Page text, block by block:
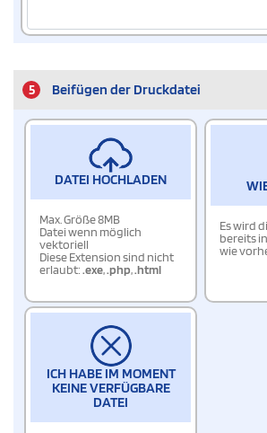
5 Beifügen der Druckdatei
DATEI HOCHLADEN
Max. Größe 8MB
Datei wenn möglich
vektoriell
Diese Extension sind nicht
erlaubt:.exe,.php,.html
Es wird
bereits
wie
ICH HABE IM MOMENT
KEINE VERFÜGBARE
DATEI